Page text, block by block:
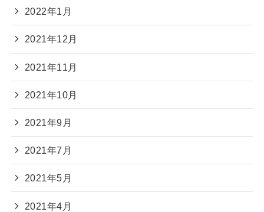
2022年1月
2021年12月
2021年11月
2021年10月
2021年9月
2021年7月
2021年5月
2021年4月